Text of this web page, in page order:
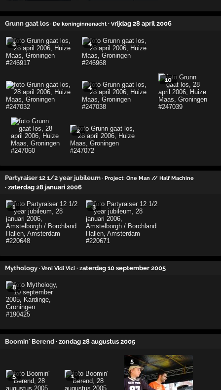
Grunn gaat los · De koninginnenacht · vrijdag 28 april 2006
3 4
4
10
2
Partyraiser 12 1/2 year jubileum · Project: One Man // Half Machine
· zaterdag 28 januari 2006
1 3
Mythology · Veni Vidi Vici · zaterdag 10 september 2005
8
Boomin´ Berend · zondag 28 augustus 2005
5 1
5